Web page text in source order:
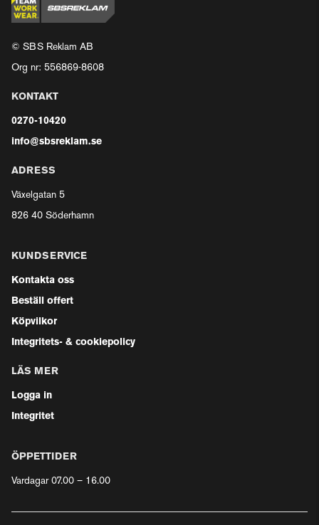
© SBS Reklam AB
Org nr: 556869-8608
KONTAKT
0270-10420
info@sbsreklam.se
ADRESS
Växelgatan 5
826 40 Söderhamn
KUNDSERVICE
Kontakta oss
Beställ offert
Köpvilkor
Integritets- & cookiepolicy
LÄS MER
Logga in
Integritet
ÖPPETTIDER
Vardagar 07.00 – 16.00